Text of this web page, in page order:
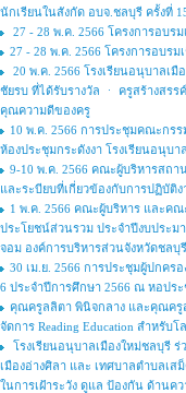
นักเรียนในสังกัด อบจ.ชลบุรี ครั้งที่
27 - 28 พ.ค. 2566 โครงการอบร
27 - 28 พ.ค. 2566 โครงการอบร
20 พ.ค. 2566 โรงเรียนอนุบาล
ชัยรบ ที่ได้รับรางวัล ㆍ ครูสร้างสร
คุณความดีของครู
10 พ.ค. 2566 การประชุมคณะกร
ห้องประชุมกระดังงา โรงเรียนอนุบา
9-10 พ.ค. 2566 คณะผู้บริหารสถ
และระบียบที่เกี่ยวข้องกับการปฏิบัติ
1 พ.ค. 2566 คณะผู้บริหาร และคณ
ประโยชน์ส่วนรวม ประจำปีงบประ
จอม องค์การบริหารส่วนจังหวัดชลบุรี
30 เม.ย. 2566 การประชุมผู้ปกค
6 ประจำปีการศึกษา 2566 ณ หอปร
คุณครูลลิตา พินิจกลาง และคุณครู
จัดการ Reading Education สำหรั
โรงเรียนอนุบาลเมืองใหม่ชลบุรี
เมืองอ่างศิลา และ เทศบาลตำบลเ
ในการเฝ้าระวัง ดูแล ป้องกัน ด้านค